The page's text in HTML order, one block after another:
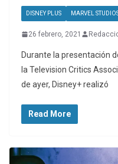
DISNEY PLUS MARVEL
26 febrero, 2021
Durante la presentación
la Television Critics
de ayer, Disney+ realizó
Read More